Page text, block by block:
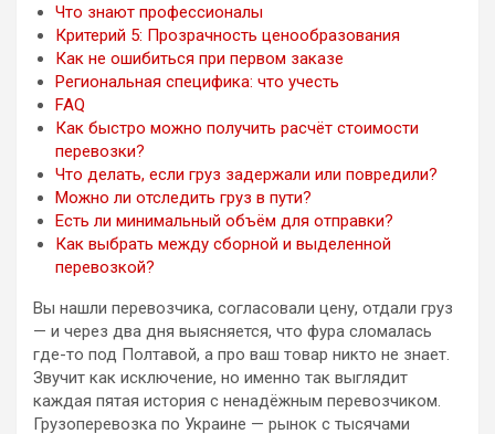
Что знают профессионалы
Критерий 5: Прозрачность ценообразования
Как не ошибиться при первом заказе
Региональная специфика: что учесть
FAQ
Как быстро можно получить расчёт стоимости
перевозки?
Что делать, если груз задержали или повредили?
Можно ли отследить груз в пути?
Есть ли минимальный объём для отправки?
Как выбрать между сборной и выделенной
перевозкой?
Вы нашли перевозчика, согласовали цену, отдали груз
— и через два дня выясняется, что фура сломалась
где-то под Полтавой, а про ваш товар никто не знает.
Звучит как исключение, но именно так выглядит
каждая пятая история с ненадёжным перевозчиком.
Грузоперевозка по Украине — рынок с тысячами